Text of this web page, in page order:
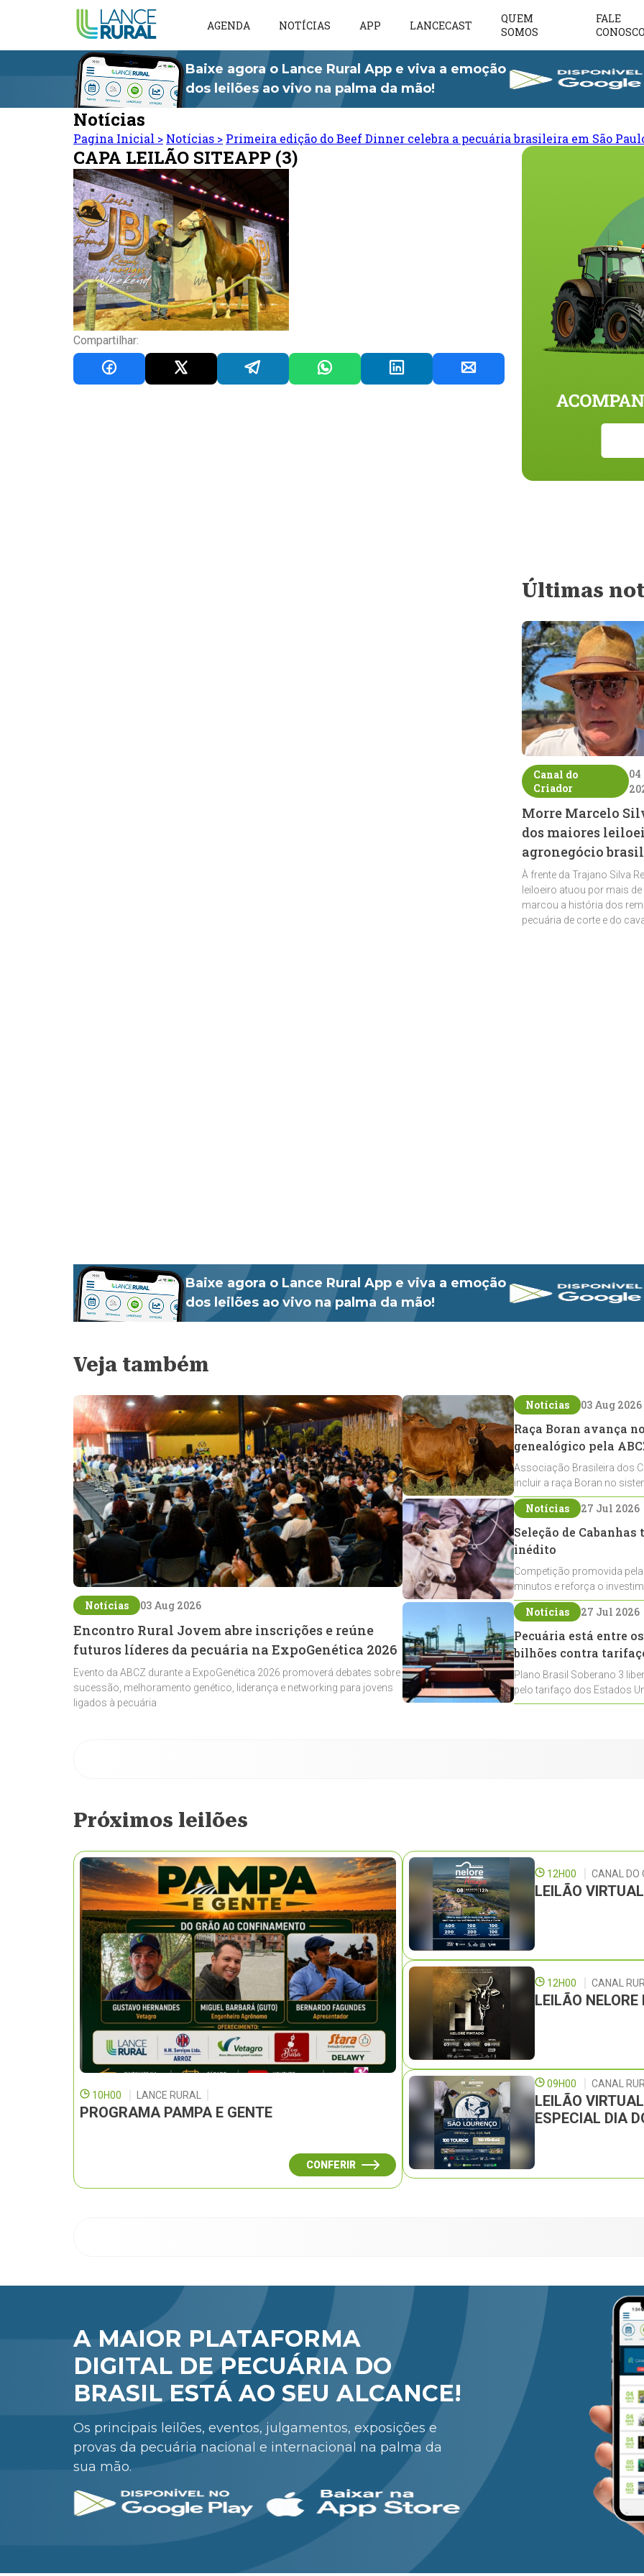
AGENDA NOTÍCIAS APP LANCECAST
QUEM
SOMOS
FALE
CONOSCO
Baixe agora o Lance Rural App e viva a emoção
dos leilões ao vivo na palma da mão!
Notícias
Pagina Inicial > Notícias > Primeira edição do Beef Dinner celebra a pecuária brasileira em São
CAPA LEILÃO SITEAPP (3)
Compartilhar:
Últimas
Canal do
Criador
04
Morre Marcelo
dos maiores
agronegócio
À frente da Trajano Silva
leiloeiro atuou por mais
marcou a história dos
pecuária de corte e do
Baixe agora o Lance Rural App e viva a emoção
dos leilões ao vivo na palma da mão!
Veja também
Notícias 03 Aug 2026
Encontro Rural Jovem abre inscrições e reúne
futuros líderes da pecuária na ExpoGenética 2026
Evento da ABCZ durante a ExpoGenética 2026 promoverá debates sobre
sucessão, melhoramento genético, liderança e networking para jovens
ligados à pecuária
Notícias 03 Aug 2026
Raça Boran avança
genealógico pela
Associação Brasileira dos
incluir a raça Boran no
expansão na pecuária
Notícias 27 Jul 2026
Seleção de
inédito
Competição promovida
minutos e reforça o
Crioulos voltados ao laço
Notícias 27 Jul 2026
Pecuária está entre
bilhões contra
Plano Brasil Soberano 3
pelo tarifaço dos Estados
contemplados
Próximos leilões
10H00 LANCE RURAL
PROGRAMA PAMPA E GENTE
CONFERIR
12H00 CANAL DO
LEILÃO
12H00 CANAL
LEILÃO
09H00 CANAL
LEILÃO
ESPECIAL DIA
A MAIOR PLATAFORMA
DIGITAL DE PECUÁRIA DO
BRASIL ESTÁ AO SEU ALCANCE!
Os principais leilões, eventos, julgamentos, exposições e
provas da pecuária nacional e internacional na palma da
sua mão.